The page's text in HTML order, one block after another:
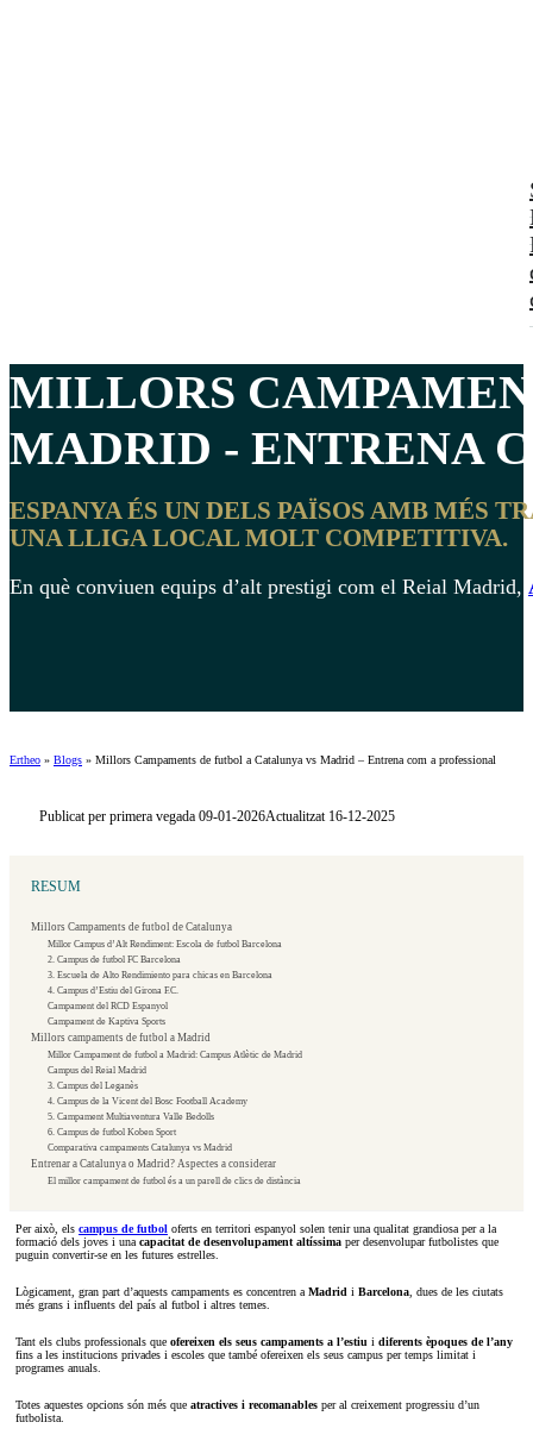
MILLORS
MADRID - ENTRENA
ESPANYA ÉS UN DELS PAÏSOS AMB MÉS
UNA LLIGA LOCAL MOLT COMPETITIVA.
En què conviuen equips d’alt prestigi com el Reial Madrid,
Ertheo » Blogs » Millors Campaments de futbol a Catalunya vs Madrid – Entrena com a professional
Publicat per primera vegada 09-01-2026Actualitzat 16-12-2025
RESUM
Millors Campaments de futbol de Catalunya
Millor Campus d’Alt Rendiment: Escola de futbol Barcelona
2. Campus de futbol FC Barcelona
3. Escuela de Alto Rendimiento para chicas en Barcelona
4. Campus d’Estiu del Girona F.C.
Campament del RCD Espanyol
Campament de Kaptiva Sports
Millors campaments de futbol a Madrid
Millor Campament de futbol a Madrid: Campus Atlètic de Madrid
Campus del Reial Madrid
3. Campus del Leganès
4. Campus de la Vicent del Bosc Football Academy
5. Campament Multiaventura Valle Bedolls
6. Campus de futbol Koben Sport
Comparativa campaments Catalunya vs Madrid
Entrenar a Catalunya o Madrid? Aspectes a considerar
El millor campament de futbol és a un parell de clics de distància
Per això, els campus de futbol oferts en territori espanyol solen tenir una qualitat grandiosa per a la
formació dels joves i una capacitat de desenvolupament altíssima per desenvolupar futbolistes que
puguin convertir-se en les futures estrelles.
Lògicament, gran part d’aquests campaments es concentren a Madrid i Barcelona , dues de les ciutats
més grans i influents del país al futbol i altres temes.
Tant els clubs professionals que ofereixen els seus campaments a l’estiu i diferents èpoques de l’any
fins a les institucions privades i escoles que també ofereixen els seus campus per temps limitat i
programes anuals.
Totes aquestes opcions són més que atractives i recomanables per al creixement progressiu d’un
futbolista.